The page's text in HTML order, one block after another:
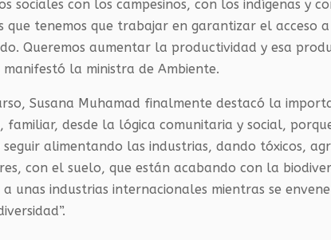
sociales con los campesinos, con los indígenas y
que tenemos que trabajar en garantizar el acceso
Queremos aumentar la productividad y esa
manifestó la ministra de Ambiente.
Susana Muhamad finalmente destacó la
familiar, desde la lógica comunitaria y social,
seguir alimentando las industrias, dando tóxicos,
con el suelo, que están acabando con la
a unas industrias internacionales mientras se